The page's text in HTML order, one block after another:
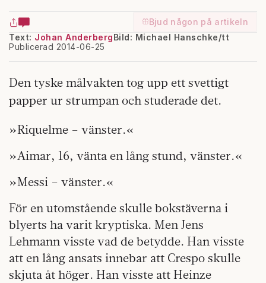
Bjud någon på artikeln
Text: Johan Anderberg
Publicerad 2014-06-25
Bild: Michael Hanschke/tt
Den tyske målvakten tog upp ett svettigt
papper ur strumpan och studerade det.
»Riquelme – vänster.«
»Aimar, 16, vänta en lång stund, vänster.«
»Messi – vänster.«
För en utomstående skulle bokstäverna i
blyerts ha varit kryptiska. Men Jens
Lehmann visste vad de betydde. Han visste
att en lång ansats innebar att Crespo skulle
skjuta åt höger. Han visste att Heinze